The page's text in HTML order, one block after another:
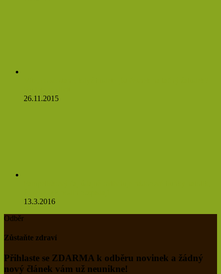
26.11.2015
13.3.2016
Odběr
Zůstaňte zdraví
Přihlaste se ZDARMA k odběru novinek a žádný
nový článek vám už neunikne!